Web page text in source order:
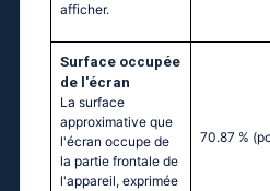
afficher.
Surface occupée
de l'écran
La surface
approximative que
l'écran occupe de
la partie frontale de
l'appareil, exprimée
70.87 %